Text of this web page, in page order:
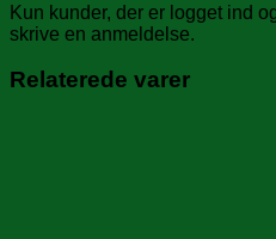
Kun kunder, der er logget ind
skrive en anmeldelse.
Relaterede varer